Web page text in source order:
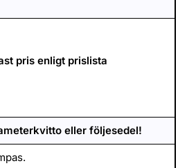
pris enligt prislista
eller följesedel!